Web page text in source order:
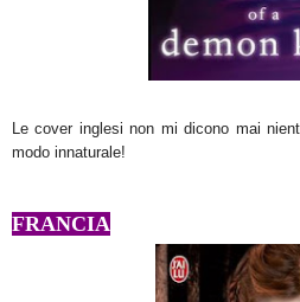
Le cover inglesi non mi dicono mai
modo innaturale!
FRANCIA